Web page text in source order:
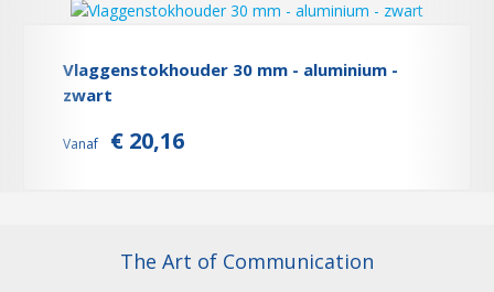
Vlaggenstokhouder 30 mm - aluminium -
zwart
Vanaf € 20,16
The Art of Communication